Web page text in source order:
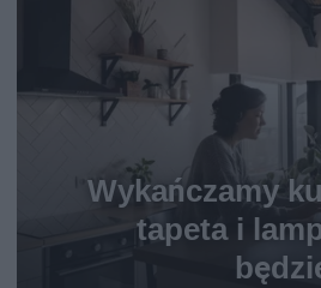
Wykańczamy
tapeta i